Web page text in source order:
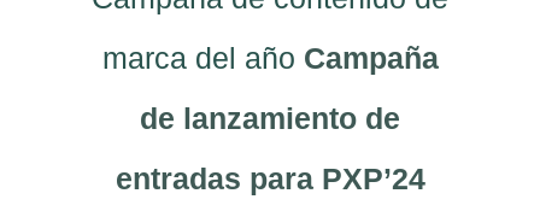
marca del año Campaña
de lanzamiento de
entradas para PXP’24